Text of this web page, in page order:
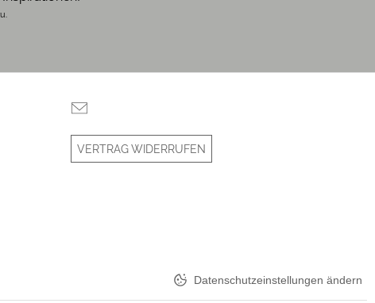
VERTRAG WIDERRUFEN
Datenschutzeinstellungen ändern